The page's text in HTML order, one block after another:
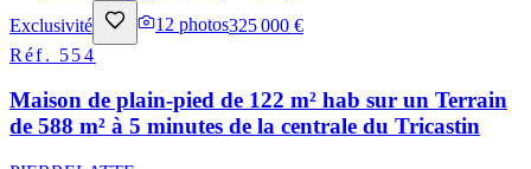
Exclusivité
12 photos325 000 €
Réf. 554
Maison de plain-pied de 122 m² hab sur un Terrain
de 588 m² à 5 minutes de la centrale du Tricastin